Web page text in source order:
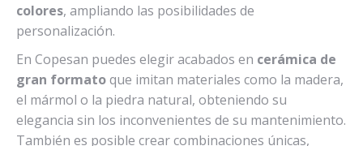
colores, ampliando las posibilidades de
personalización.
En Copesan puedes elegir acabados en cerámica de
gran formatoque imitan materiales como la madera,
el mármol o la piedra natural, obteniendo su
elegancia sin los inconvenientes de su mantenimiento.
También es posible crear combinaciones únicas,